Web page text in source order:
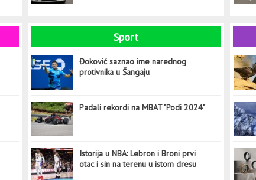
Sport
Đoković saznao ime narednog
protivnika u Šangaju
Padali rekordi na MBAT "Podi 2024"
Istorija u NBA: Lebron i Broni prvi
otac i sin na terenu u istom dresu